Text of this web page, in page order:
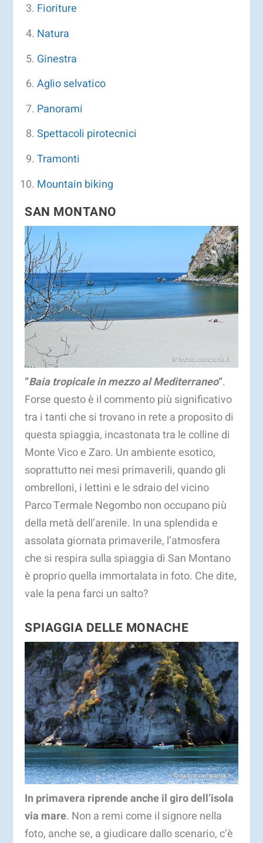
Fioriture
Natura
Ginestra
Aglio selvatico
Panorami
Spettacoli pirotecnici
Tramonti
Mountain biking
SAN MONTANO
“Baia tropicale in mezzo al Mediterraneo“.
Forse questo è il commento più significativo
tra i tanti che si trovano in rete a proposito di
questa spiaggia, incastonata tra le colline di
Monte Vico e Zaro. Un ambiente esotico,
soprattutto nei mesi primaverili, quando gli
ombrelloni, i lettini e le sdraio del vicino
Parco Termale Negombo non occupano più
della metà dell’arenile. In una splendida e
assolata giornata primaverile, l’atmosfera
che si respira sulla spiaggia di San Montano
è proprio quella immortalata in foto. Che dite,
vale la pena farci un salto?
SPIAGGIA DELLE MONACHE
In primavera riprende anche il giro dell’isola
via mare. Non a remi come il signore nella
foto, anche se, a giudicare dallo scenario, c’è